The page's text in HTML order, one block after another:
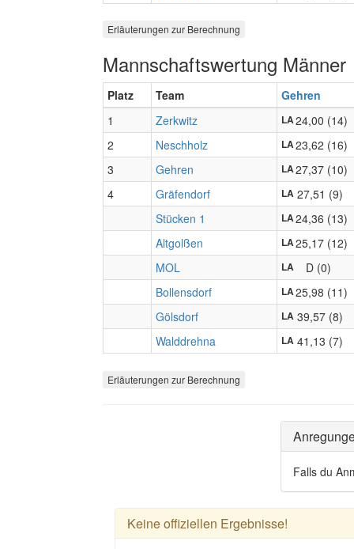
Erläuterungen zur Berechnung
Mannschaftswertung Männer
Platz Team
Gehren
1
Zerkwitz LA24,00 (14)
2
Neschholz LA23,62 (16)
3
Gehren LA27,37 (10)
4
Gräfendorf LA 27,51 (9)
Stücken 1
LA24,36 (13)
Altgolßen
LA25,17 (12)
MOL
LA
D (0)
Bollensdorf
LA25,98 (11)
Gölsdorf
LA 39,57 (8)
Walddrehna
LA 41,13 (7)
Erläuterungen zur Berechnung
Falls du
Keine offiziellen Ergebnisse!